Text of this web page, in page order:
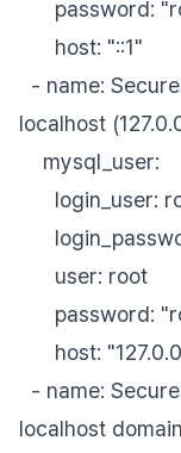
password:
host: "::1"
- name:
localhost
mysql_user:
login_user:
user: root
password:
host:
- name:
localhost